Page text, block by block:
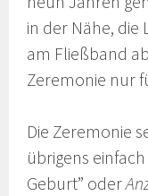
in der Nähe, die
am Fließband
Zeremonie nur
Die Zeremonie
übrigens
Geburt” oder